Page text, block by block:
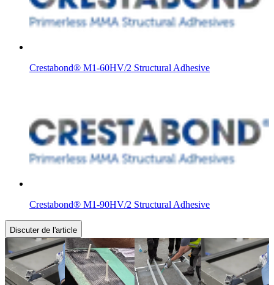
Crestabond® M1-60HV/2 Structural Adhesive
Crestabond® M1-90HV/2 Structural Adhesive
Discuter de l'article